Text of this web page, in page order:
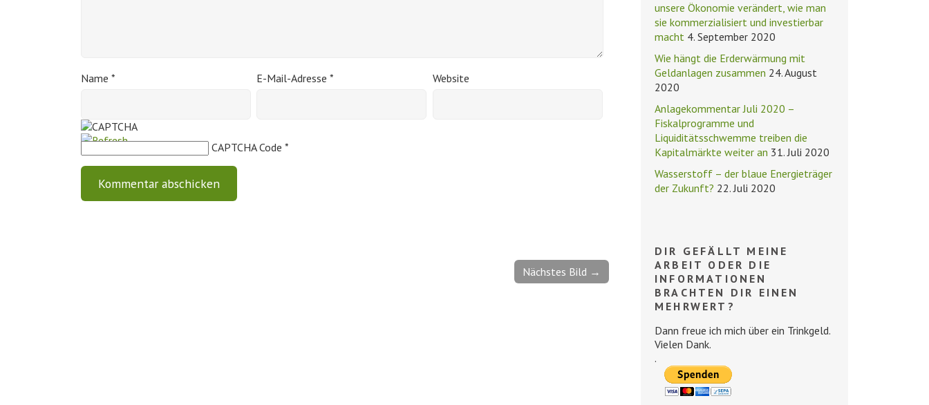
Name * E-Mail-Adresse* Website
CAPTCHA Code *
Nächstes Bild →
unsere Ökonomie verändert, wie man
sie kommerzialisiert und investierbar
macht 4. September 2020
Wie hängt die Erderwärmung mit
Geldanlagen zusammen 24. August
2020
Anlagekommentar Juli 2020 –
Fiskalprogramme und
Liquiditätsschwemme treiben die
Kapitalmärkte weiter an 31. Juli 2020
Wasserstoff – der blaue Energieträger
der Zukunft? 22. Juli 2020
DIR GEFÄLLT MEINE
ARBEIT ODER DIE
INFORMATIONEN
BRACHTEN DIR EINEN
MEHRWERT?
Dann freue ich mich über ein Trinkgeld.
Vielen Dank.
.